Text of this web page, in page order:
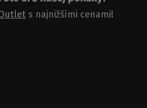
s najnižšími cenami!